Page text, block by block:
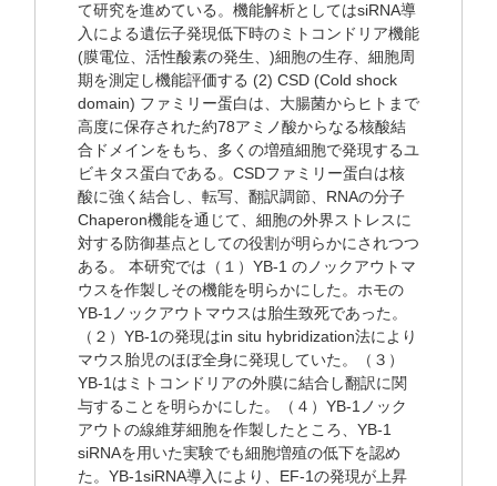
て研究を進めている。機能解析としてはsiRNA導
入による遺伝子発現低下時のミトコンドリア機能
(膜電位、活性酸素の発生、)細胞の生存、細胞周
期を測定し機能評価する (2) CSD (Cold shock
domain) ファミリー蛋白は、大腸菌からヒトまで
高度に保存された約78アミノ酸からなる核酸結
合ドメインをもち、多くの増殖細胞で発現するユ
ビキタス蛋白である。CSDファミリー蛋白は核
酸に強く結合し、転写、翻訳調節、RNAの分子
Chaperon機能を通じて、細胞の外界ストレスに
対する防御基点としての役割が明らかにされつつ
ある。 本研究では（１）YB-1 のノックアウトマ
ウスを作製しその機能を明らかにした。ホモの
YB-1ノックアウトマウスは胎生致死であった。
（２）YB-1の発現はin situ hybridization法により
マウス胎児のほぼ全身に発現していた。（３）
YB-1はミトコンドリアの外膜に結合し翻訳に関
与することを明らかにした。（４）YB-1ノック
アウトの線維芽細胞を作製したところ、YB-1
siRNAを用いた実験でも細胞増殖の低下を認め
た。YB-1siRNA導入により、EF-1の発現が上昇